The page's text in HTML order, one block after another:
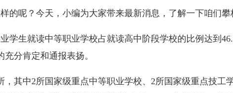
呢？今天，小编为大家带来最新消息，了解一下咱们攀
生就读中等职业学校占就读高中阶段学校的比例达到
分肯定和通报表扬。
中2所国家级重点中等职业学校、2所国家级重点技工